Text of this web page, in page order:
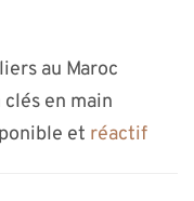
au Maroc
en main
et réactif